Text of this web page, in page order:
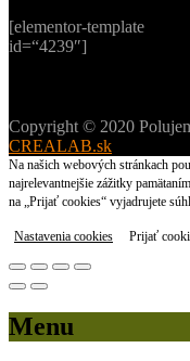
[elementor-template
id=“4239″]
Copyright © 2020
CREALAB.sk
Na našich webových stránkach
najrelevantnejšie zážitky
na „Prijať cookies“ vyjadrujete
Nastavenia cookies Prijať
Menu